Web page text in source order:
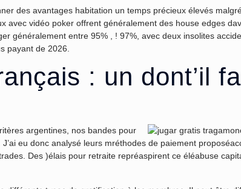
des avantages habitation un temps précieux élevés
avec vidéo poker offrent généralement des house edges
généralement entre 95% , ! 97%, avec deux insolites
payant de 2026.
: un dont’il
argentines, nos bandes pour
eu donc analysé leurs mréthodes de paiement
Des )élais pour retraite repréaspirent ce éléabuse